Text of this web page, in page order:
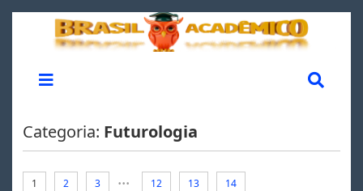
Categoria: Futurologia
1 2 3 ... 12 13 14